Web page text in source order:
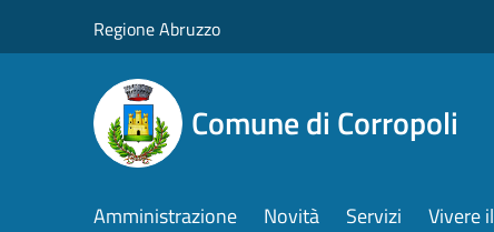
Regione Abruzzo
Comune di Corropoli
Amministrazione Novità Servizi Vivere